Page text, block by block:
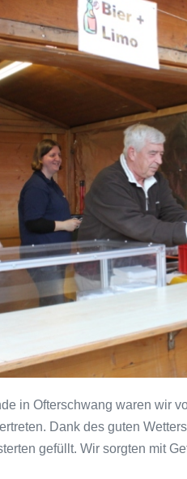
in Ofterschwang waren wir
Dank des guten
gefüllt. Wir sorgten mit